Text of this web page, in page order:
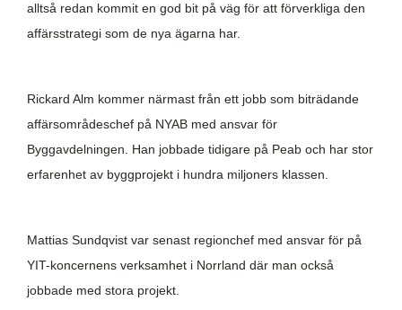
alltså redan kommit en god bit på väg för att förverkliga den
affärsstrategi som de nya ägarna har.
Rickard Alm kommer närmast från ett jobb som biträdande
affärsområdeschef på NYAB med ansvar för
Byggavdelningen. Han jobbade tidigare på Peab och har stor
erfarenhet av byggprojekt i hundra miljoners klassen.
Mattias Sundqvist var senast regionchef med ansvar för på
YIT-koncernens verksamhet i Norrland där man också
jobbade med stora projekt.